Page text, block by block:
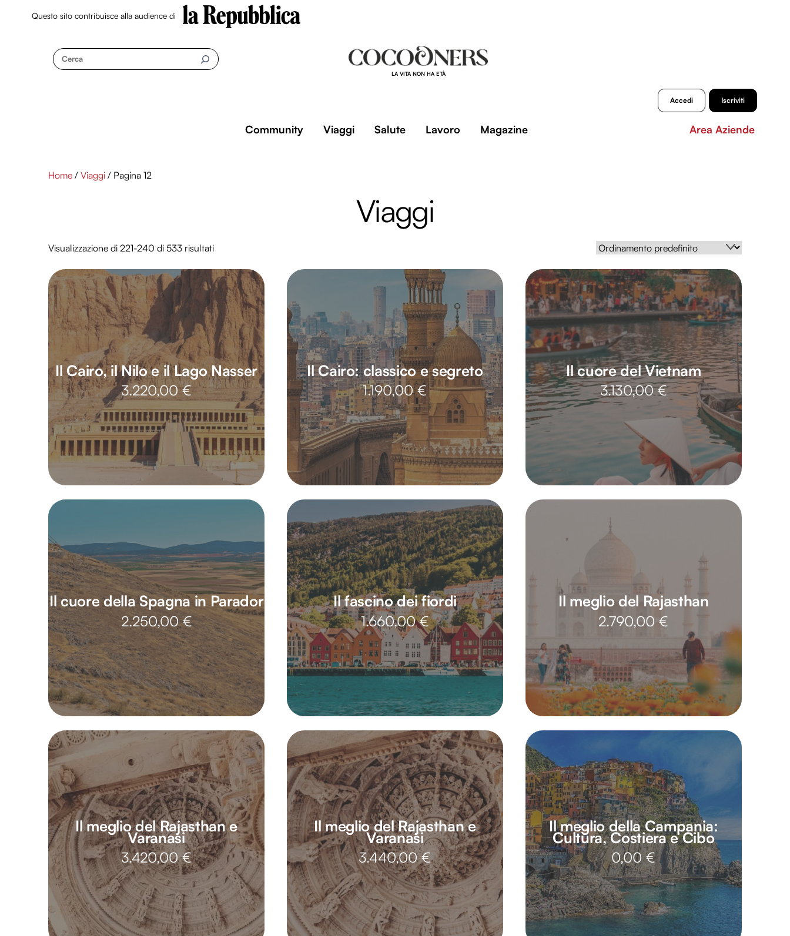
Questo sito contribuisce alla audience di
Cerca
LA VITA NON HA ETÀ
Accedi Iscriviti
Community Viaggi Salute Lavoro Magazine Area Aziende
Home / Viaggi / Pagina 12
Viaggi
Visualizzazione di 221-240 di 533 risultati
Il Cairo, il Nilo e il Lago Nasser
3.220,00€
Il Cairo: classico e segreto
1.190,00€
Il cuore del Vietnam
3.130,00€
Il cuore della Spagna in Parador
2.250,00€
Il fascino dei fiordi
1.660,00€
Il meglio del Rajasthan
2.790,00€
Il meglio del Rajasthan e
Varanasi
3.420,00€
Il meglio del Rajasthan e
Varanasi
3.440,00€
Il meglio della Campania:
Cultura, Costiera e Cibo
0,00€